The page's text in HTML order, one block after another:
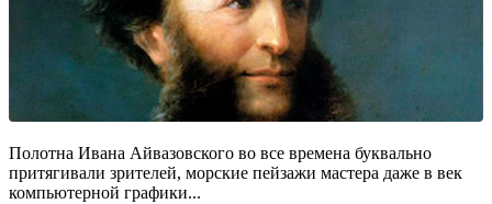
Полотна Ивана Айвазовского во все времена буквально
притягивали зрителей, морские пейзажи мастера даже в век
компьютерной графики...